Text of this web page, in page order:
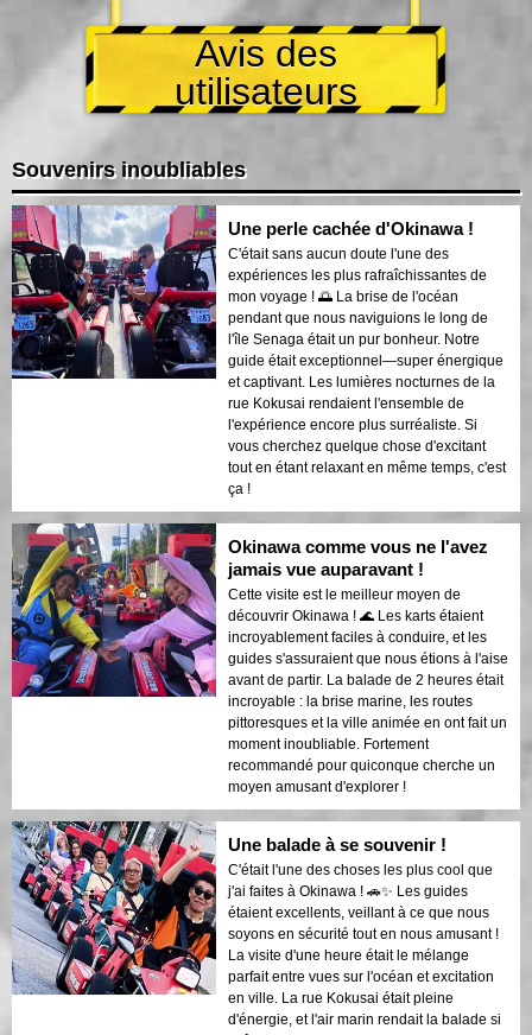
Avis des
utilisateurs
Souvenirs inoubliables
Une perle cachée d'Okinawa !
C'était sans aucun doute l'une des
expériences les plus rafraîchissantes de
mon voyage ! 🌅 La brise de l'océan
pendant que nous naviguions le long de
l'île Senaga était un pur bonheur. Notre
guide était exceptionnel—super énergique
et captivant. Les lumières nocturnes de la
rue Kokusai rendaient l'ensemble de
l'expérience encore plus surréaliste. Si
vous cherchez quelque chose d'excitant
tout en étant relaxant en même temps, c'est
ça !
Okinawa comme vous ne l'avez
jamais vue auparavant !
Cette visite est le meilleur moyen de
découvrir Okinawa ! 🌊 Les karts étaient
incroyablement faciles à conduire, et les
guides s'assuraient que nous étions à l'aise
avant de partir. La balade de 2 heures était
incroyable : la brise marine, les routes
pittoresques et la ville animée en ont fait un
moment inoubliable. Fortement
recommandé pour quiconque cherche un
moyen amusant d'explorer !
Une balade à se souvenir !
C'était l'une des choses les plus cool que
j'ai faites à Okinawa ! 🚗✨ Les guides
étaient excellents, veillant à ce que nous
soyons en sécurité tout en nous amusant !
La visite d'une heure était le mélange
parfait entre vues sur l'océan et excitation
en ville. La rue Kokusai était pleine
d'énergie, et l'air marin rendait la balade si